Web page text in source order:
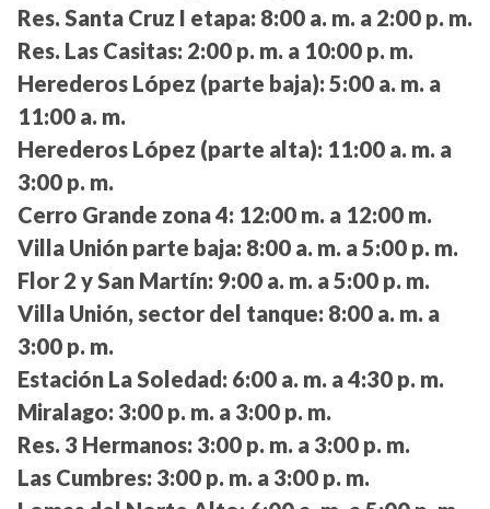
Res. Santa Cruz I etapa: 8:00 a. m. a 2:00 p. m.
Res. Las Casitas: 2:00 p. m. a 10:00 p. m.
Herederos López (parte baja): 5:00 a. m. a
11:00 a. m.
Herederos López (parte alta): 11:00 a. m. a
3:00 p. m.
Cerro Grande zona 4: 12:00 m. a 12:00 m.
Villa Unión parte baja: 8:00 a. m. a 5:00 p. m.
Flor 2 y San Martín: 9:00 a. m. a 5:00 p. m.
Villa Unión, sector del tanque: 8:00 a. m. a
3:00 p. m.
Estación La Soledad: 6:00 a. m. a 4:30 p. m.
Miralago: 3:00 p. m. a 3:00 p. m.
Res. 3 Hermanos: 3:00 p. m. a 3:00 p. m.
Las Cumbres: 3:00 p. m. a 3:00 p. m.